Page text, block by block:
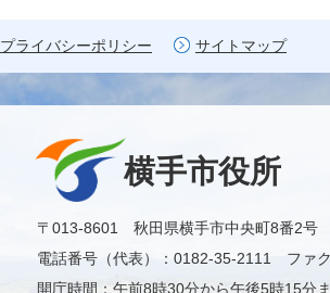
プライバシーポリシー サイトマップ
横手市役所
〒013-8601 秋田県横手市中央町8番2号
電話番号（代表）：0182-35-2111 ファ
開庁時間：午前8時30分から午後5時15分